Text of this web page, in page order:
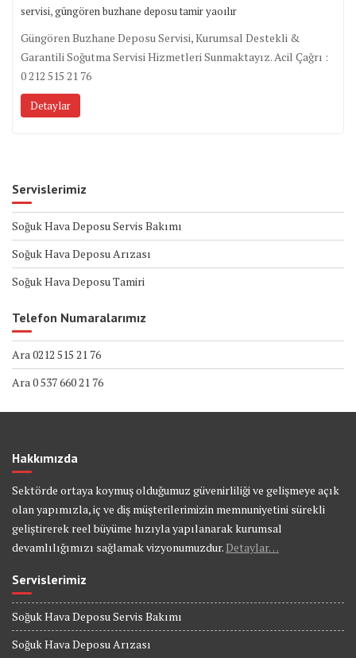
servisi,güngören buzhane deposu tamir yaoılır
Güngören Buzhane Deposu Servisi, Kurumsal Destekli &
Garantili Soğutma Servisi Hizmetleri Sunmaktayız. Acil Çağrı :
0 212 515 21 76
Detaylar
Servislerimiz
Soğuk Hava Deposu Servis Bakımı
Soğuk Hava Deposu Arızası
Soğuk Hava Deposu Tamiri
Telefon Numaralarımız
Ara 0212 515 21 76
Ara 0 537 660 21 76
Hakkımızda
Sektörde ortaya koymuş olduğumuz güvenirliliği ve gelişmeye açık
olan yapımızla, iç ve diş müşterilerimizin memnuniyetini sürekli
geliştirerek reel büyüme hızıyla yapılanarak kurumsal
devamlılığımızı sağlamak vizyonumuzdur.Detaylar…
Servislerimiz
Soğuk Hava Deposu Servis Bakımı
Soğuk Hava Deposu Arızası